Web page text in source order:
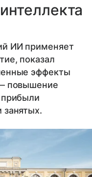
ИИ применяет
показал
эффекты
повышение
прибыли
занятых.